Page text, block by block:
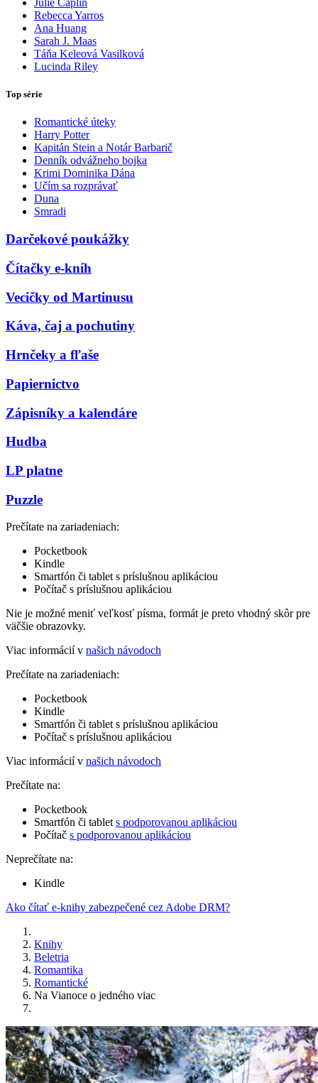
Julie Caplin
Rebecca Yarros
Ana Huang
Sarah J. Maas
Táňa Keleová Vasilková
Lucinda Riley
Top série
Romantické úteky
Harry Potter
Kapitán Stein a Notár Barbarič
Denník odvážneho bojka
Krimi Dominika Dána
Učím sa rozprávať
Duna
Smradi
Darčekové poukážky
Čítačky e-kníh
Vecičky od Martinusu
Káva, čaj a pochutiny
Hrnčeky a fľaše
Papiernictvo
Zápisníky a kalendáre
Hudba
LP platne
Puzzle
Prečítate na zariadeniach:
Pocketbook
Kindle
Smartfón či tablet s príslušnou aplikáciou
Počítač s príslušnou aplikáciou
Nie je možné meniť veľkosť písma, formát je preto vhodný skôr pre
väčšie obrazovky.
Viac informácií v našich návodoch
Prečítate na zariadeniach:
Pocketbook
Kindle
Smartfón či tablet s príslušnou aplikáciou
Počítač s príslušnou aplikáciou
Viac informácií v našich návodoch
Prečítate na:
Pocketbook
Smartfón či tablet s podporovanou aplikáciou
Počítač s podporovanou aplikáciou
Neprečítate na:
Kindle
Ako čítať e-knihy zabezpečené cez Adobe DRM?
Knihy
Beletria
Romantika
Romantické
Na Vianoce o jedného viac